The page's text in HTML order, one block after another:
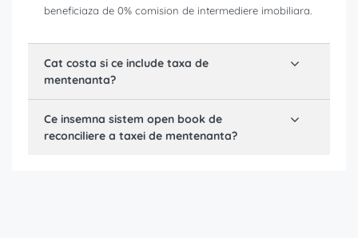
beneficiaza de 0% comision de intermediere imobiliara.
Cat costa si ce include taxa de
mentenanta?
Ce insemna sistem open book de
reconciliere a taxei de mentenanta?